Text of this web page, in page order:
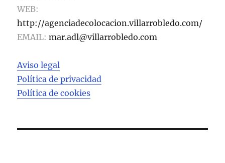
WEB:
http://agenciadecolocacion.villarrobledo.com/
EMAIL: mar.adl@villarrobledo.com
Aviso legal
Política de privacidad
Política de cookies